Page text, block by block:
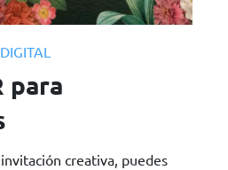
para
creativa, puedes